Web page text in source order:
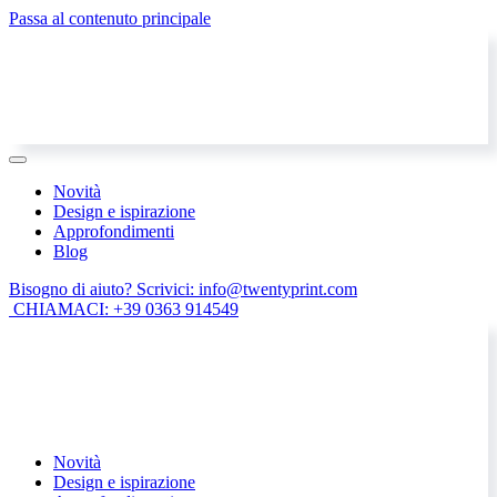
Passa al contenuto principale
Novità
Design e ispirazione
Approfondimenti
Blog
Bisogno di aiuto? Scrivici: info@twentyprint.com
CHIAMACI: +39 0363 914549
Novità
Design e ispirazione